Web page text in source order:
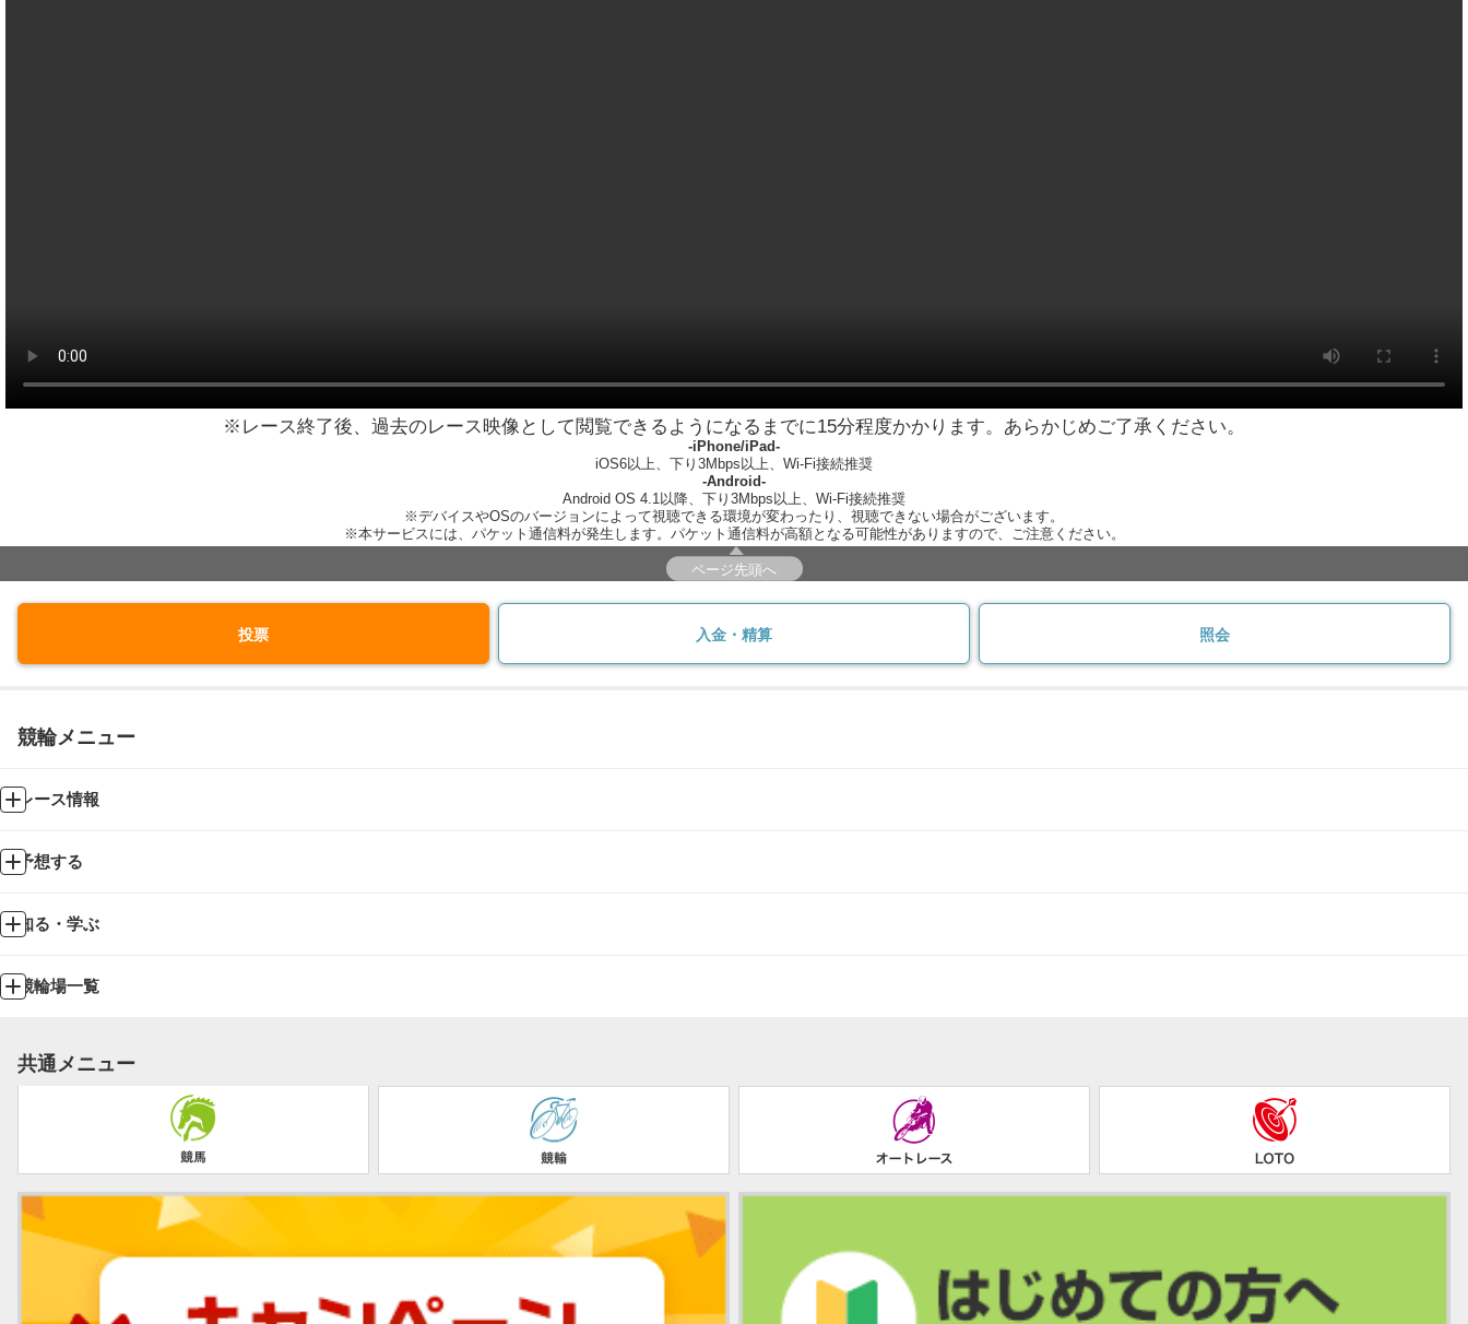
※レース終了後、過去のレース映像として閲覧できるようになるまでに15分程度かかります。あらかじめご了承ください。
-iPhone/iPad-
iOS6以上、下り3Mbps以上、Wi-Fi接続推奨
-Android-
Android OS 4.1以降、下り3Mbps以上、Wi-Fi接続推奨
※デバイスやOSのバージョンによって視聴できる環境が変わったり、視聴できない場合がございます。
※本サービスには、パケット通信料が発生します。パケット通信料が高額となる可能性がありますので、ご注意ください。
ページ先頭へ
投票 入金・精算 照会
競輪メニュー
レース情報
予想する
知る・学ぶ
競輪場一覧
共通メニュー